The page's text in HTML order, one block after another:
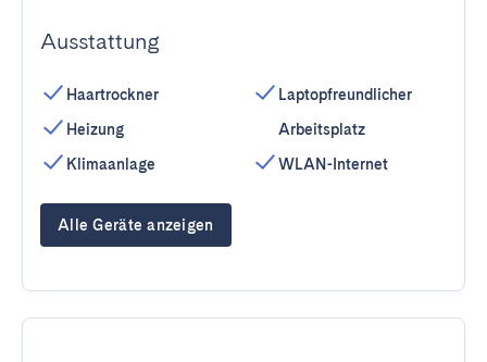
Ausstattung
Haartrockner
Heizung
Klimaanlage
Laptopfreundlicher
Arbeitsplatz
WLAN-Internet
Alle Geräte anzeigen